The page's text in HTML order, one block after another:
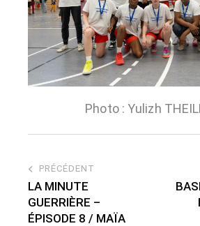
Photo : Yulizh
PRÉCÉDENT
LA MINUTE
GUERRIÈRE –
ÉPISODE 8 / MAÏA